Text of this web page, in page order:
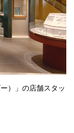
せの返信対応など
パーとの出店・契
適化と監督
つためのVMD・
底（労務管理、
用）
）」の店舗スタッ
を通して、多様な